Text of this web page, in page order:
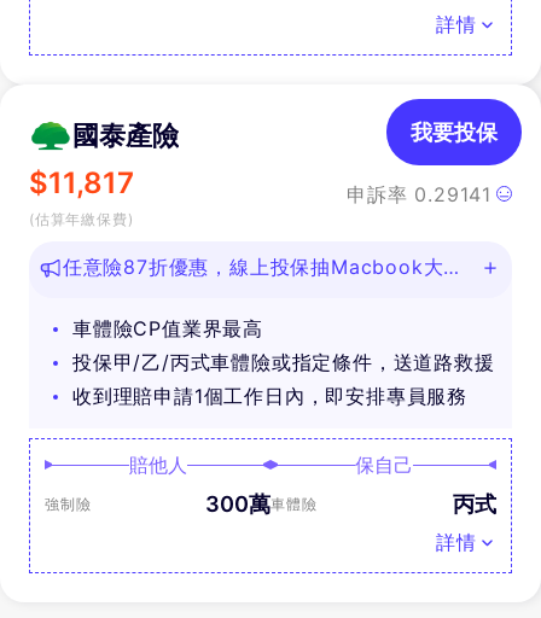
詳情
國泰產險
$11,817
(估算年繳保費)
申訴率 0.29141
我要投保
任意險87折優惠，線上投保抽Macbook大
車體險CP值業界最高
投保甲/乙/丙式車體險或指定條件，送道路救援
收到理賠申請1個工作日內，即安排專員服務
賠他人
強制險 300萬
保自己
車體險 丙式
詳情